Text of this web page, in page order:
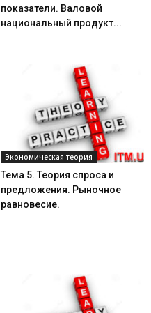
показатели. Валовой
национальный продукт...
Экономическая теория
Тема 5. Теория спроса и
предложения. Рыночное
равновесие.